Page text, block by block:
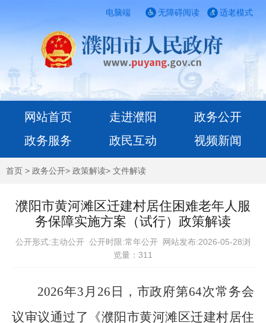
电脑端 适老模式
无障碍阅读
网站首页 走进濮阳
政务公开
政务服务
政民互动 视频新闻
首页 > 政务公开> 政策解读> 文件解读
濮阳市黄河滩区迁建村居住困难老年人服
务保障实施方案（试行）政策解读
公开形式:主动公开 公开时限:常年公开
网站发布:2026-05-28浏
览量： 311
2026年3月26日，市政府第64次常务会
议审议通过了《濮阳市黄河滩区迁建村居住